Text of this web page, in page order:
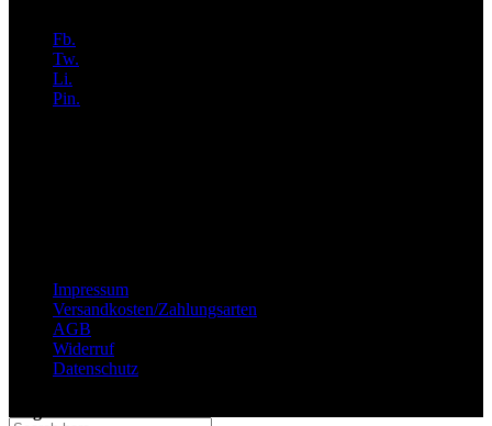
Fb.
Tw.
Li.
Pin.
Impressum
Versandkosten/Zahlungsarten
AGB
Widerruf
Datenschutz